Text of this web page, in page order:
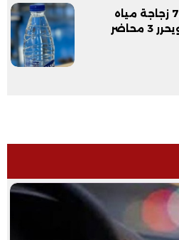
تموين بلطيم يضبط 7200 زجاجة مياه
معدنية مجهولة المصدر ويحرر 3 محاضر